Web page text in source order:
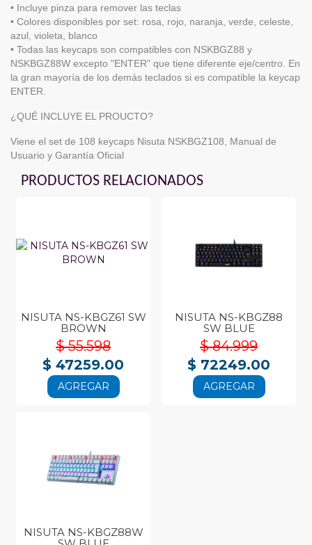
• Incluye pinza para remover las teclas
• Colores disponibles por set: rosa, rojo, naranja, verde, celeste,
azul, violeta, blanco
• Todas las keycaps son compatibles con NSKBGZ88 y
NSKBGZ88W excepto "ENTER" que tiene diferente eje/centro. En
la gran mayoría de los demás teclados si es compatible la keycap
ENTER.
¿QUÉ INCLUYE EL PROUCTO?
Viene el set de 108 keycaps Nisuta NSKBGZ108, Manual de
Usuario y Garantía Oficial
PRODUCTOS RELACIONADOS
NISUTA NS-KBGZ61 SW
BROWN
$ 55.598
$ 47259.00
AGREGAR
NISUTA NS-KBGZ88
SW BLUE
$ 84.999
$ 72249.00
AGREGAR
NISUTA NS-KBGZ88W